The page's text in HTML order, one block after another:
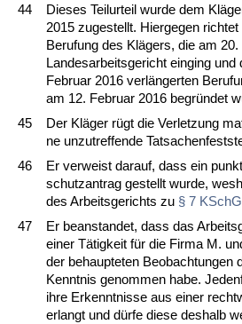
44
Die­ses Teil­ur­teil wur­de dem
2015 zu­ge­stellt. Hier­ge­gen
Be­ru­fung des Klägers, die am
Lan­des­ar­beits­ge­richt ein­ging und
Fe­bru­ar 2016 verlänger­ten
am 12. Fe­bru­ar 2016 be­gründet
45
Der Kläger rügt die Ver­let­zung
ne un­zu­tref­fen­de
46
Er ver­weist dar­auf, dass ein
schutz­an­trag ge­stellt wur­de,
des Ar­beits­ge­richts zu § 7 KSchG
47
Er be­an­stan­det, dass das
ei­ner Tätig­keit für die Fir­ma M.
der be­haup­te­ten Be­ob­ach­tun­gen
Kennt­nis ge­nom­men ha­be.
ih­re Er­kennt­nis­se aus ei­ner
er­langt und dürfe die­se des­halb